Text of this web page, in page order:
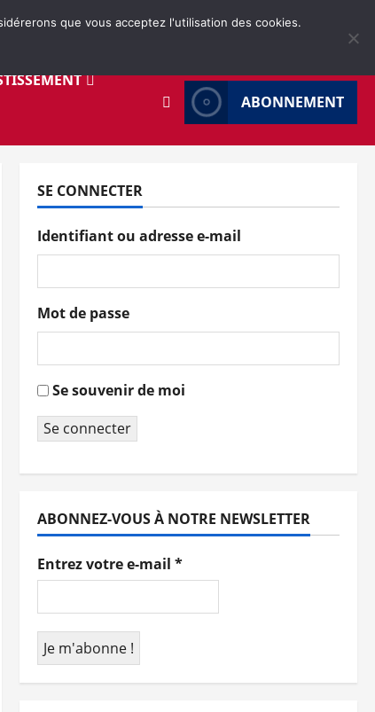
ABONNEMENT
SE CONNECTER
Identifiant ou adresse e-mail
Mot de passe
Se souvenir de moi
Se connecter
ABONNEZ-VOUS À NOTRE NEWSLETTER
Entrez votre e-mail *
que vous acceptez l'utilisation des cookies.